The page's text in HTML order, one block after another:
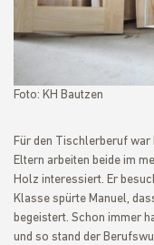
Foto: KH Bautzen
Für den Tischlerberuf war
Eltern arbeiten beide im
Holz interessiert. Er
Klasse spürte Manuel,
begeistert. Schon immer
und so stand der